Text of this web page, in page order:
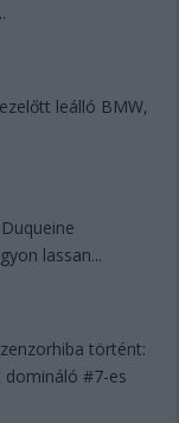
leálló BMW,
lassan...
történt:
#7-es